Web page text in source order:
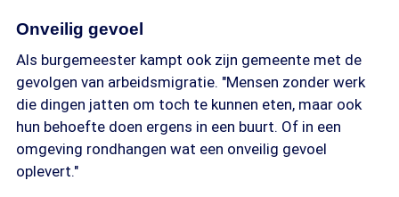
Onveilig gevoel
Als burgemeester kampt ook zijn gemeente met de
gevolgen van arbeidsmigratie. "Mensen zonder werk
die dingen jatten om toch te kunnen eten, maar ook
hun behoefte doen ergens in een buurt. Of in een
omgeving rondhangen wat een onveilig gevoel
oplevert."